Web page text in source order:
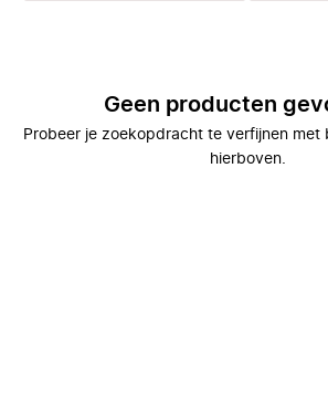
Geen producten
Probeer je zoekopdracht te verfijnen met
hierboven.